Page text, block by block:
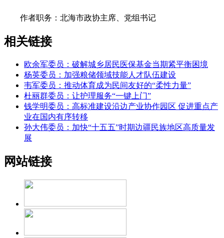
作者职务：北海市政协主席、党组书记
相关链接
欧余军委员：破解城乡居民医保基金当期紧平衡困境
杨英委员：加强粮储领域技能人才队伍建设
韦军委员：推动体育成为民间友好的“柔性力量”
杜丽群委员：让护理服务“一键上门”
钱学明委员：高标准建设沿边产业协作园区 促进重点产
业在国内有序转移
孙大伟委员：加快“十五五”时期边疆民族地区高质量发
展
网站链接